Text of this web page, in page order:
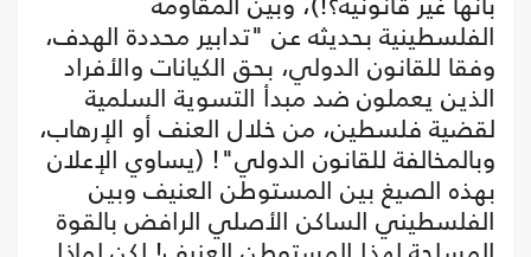
الفلسطينية بحديثه عن "تدابير محددة الهدف،
وفقا للقانون الدولي، بحق الكيانات والأفراد
الذين يعملون ضد مبدأ التسوية السلمية
لقضية فلسطين، من خلال العنف أو الإرهاب،
وبالمخالفة للقانون الدولي"! (يساوي الإعلان
بهذه الصيغ بين المستوطن العنيف وبين
الفلسطيني الساكن الأصلي الرافض بالقوة